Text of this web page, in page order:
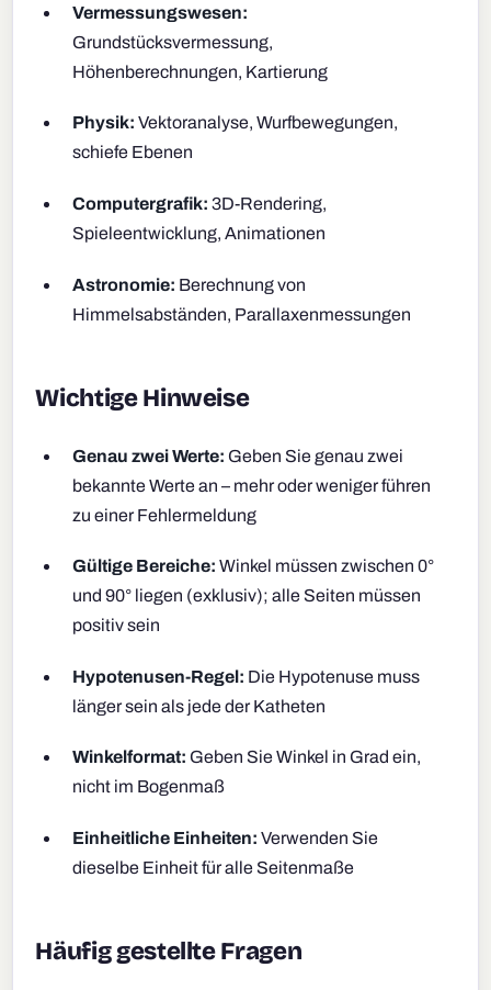
Vermessungswesen:
Grundstücksvermessung,
Höhenberechnungen, Kartierung
Physik: Vektoranalyse, Wurfbewegungen,
schiefe Ebenen
Computergrafik: 3D-Rendering,
Spieleentwicklung, Animationen
Astronomie: Berechnung von
Himmelsabständen, Parallaxenmessungen
Wichtige Hinweise
Genau zwei Werte: Geben Sie genau zwei
bekannte Werte an – mehr oder weniger führen
zu einer Fehlermeldung
Gültige Bereiche: Winkel müssen zwischen 0°
und 90° liegen (exklusiv); alle Seiten müssen
positiv sein
Hypotenusen-Regel: Die Hypotenuse muss
länger sein als jede der Katheten
Winkelformat: Geben Sie Winkel in Grad ein,
nicht im Bogenmaß
Einheitliche Einheiten: Verwenden Sie
dieselbe Einheit für alle Seitenmaße
Häufig gestellte Fragen